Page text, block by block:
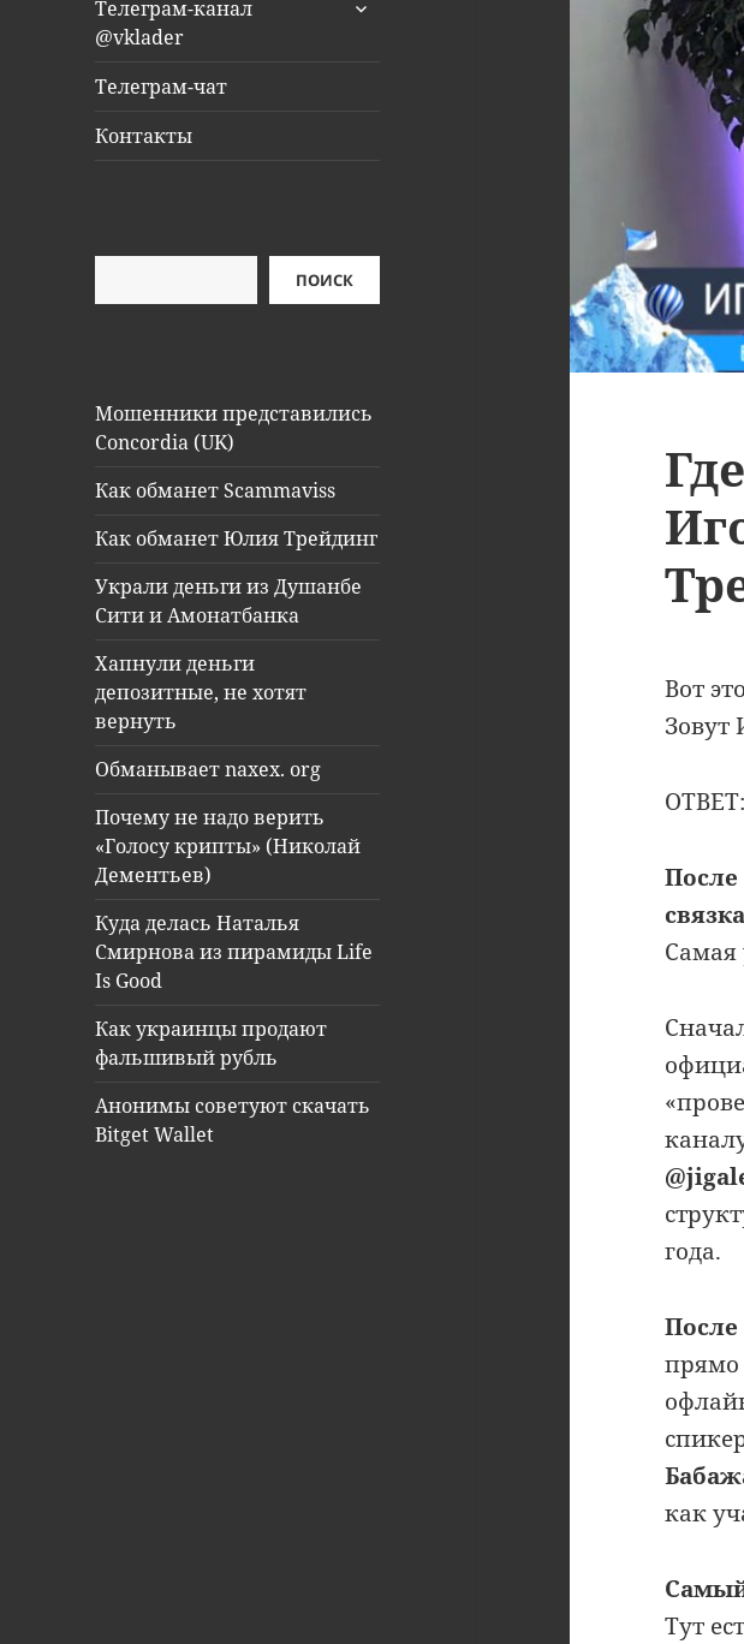
Телеграм-канал
@vklader
Телеграм-чат
Контакты
ПОИСК
Мошенники представились
Concordia (UK)
Как обманет Scammaviss
Как обманет Юлия Трейдинг
Украли деньги из Душанбе
Сити и Амонатбанка
Хапнули деньги
депозитные, не хотят
вернуть
Обманывает naxex. org
Почему не надо верить
«Голосу крипты» (Николай
Дементьев)
Куда делась Наталья
Смирнова из пирамиды Life
Is Good
Как украинцы продают
фальшивый рубль
Анонимы советуют скачать
Bitget Wallet
Вот
Зовут
ОТВЕТ:
Самая
года.
прямо
как
Тут